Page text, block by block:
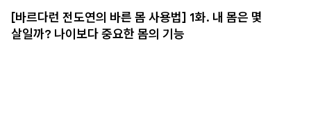
[바르다런 전도연의 바른 몸 사용법] 1화. 내 몸은 몇
살일까? 나이보다 중요한 몸의 기능